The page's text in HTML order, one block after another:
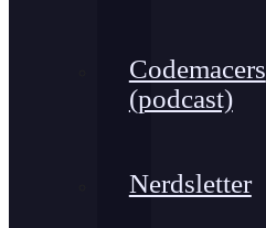
Codemacers
(podcast)
Nerdsletter